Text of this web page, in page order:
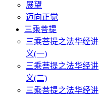
展望
迈向正觉
三乘菩提
三乘菩提之法华经讲
义(一)
三乘菩提之法华经讲
义(二)
三乘菩提之法华经讲